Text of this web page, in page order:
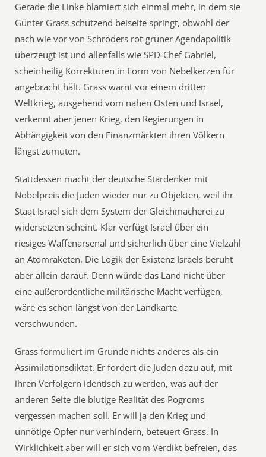
Gerade die Linke blamiert sich einmal mehr, in dem sie
Günter Grass schützend beiseite springt, obwohl der
nach wie vor von Schröders rot-grüner Agendapolitik
überzeugt ist und allenfalls wie SPD-Chef Gabriel,
scheinheilig Korrekturen in Form von Nebelkerzen für
angebracht hält. Grass warnt vor einem dritten
Weltkrieg, ausgehend vom nahen Osten und Israel,
verkennt aber jenen Krieg, den Regierungen in
Abhängigkeit von den Finanzmärkten ihren Völkern
längst zumuten.
Stattdessen macht der deutsche Stardenker mit
Nobelpreis die Juden wieder nur zu Objekten, weil ihr
Staat Israel sich dem System der Gleichmacherei zu
widersetzen scheint. Klar verfügt Israel über ein
riesiges Waffenarsenal und sicherlich über eine Vielzahl
an Atomraketen. Die Logik der Existenz Israels beruht
aber allein darauf. Denn würde das Land nicht über
eine außerordentliche militärische Macht verfügen,
wäre es schon längst von der Landkarte
verschwunden.
Grass formuliert im Grunde nichts anderes als ein
Assimilationsdiktat. Er fordert die Juden dazu auf, mit
ihren Verfolgern identisch zu werden, was auf der
anderen Seite die blutige Realität des Pogroms
vergessen machen soll. Er will ja den Krieg und
unnötige Opfer nur verhindern, beteuert Grass. In
Wirklichkeit aber will er sich vom Verdikt befreien, das